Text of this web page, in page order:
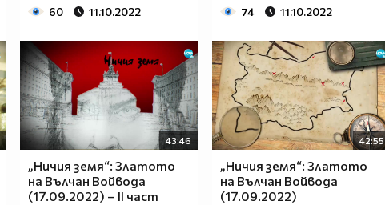
60 11.10.2022 74 11.10.2022
43:46
„Ничия земя“: Златото
на Вълчан Войвода
(17.09.2022) – II част
42:55
„Ничия земя“: Златото
на Вълчан Войвода
(17.09.2022)